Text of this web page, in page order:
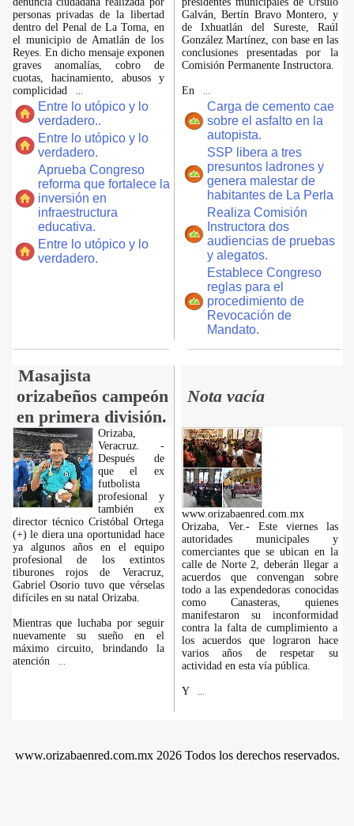
personas privadas de la libertad
dentro del Penal de La Toma, en
el municipio de Amatlán de los
Reyes. En dicho mensaje exponen
graves anomalías, cobro de
cuotas, hacinamiento, abusos y
complicidad
Entre lo utópico y lo
verdadero..
Entre lo utópico y lo
verdadero.
Aprueba Congreso
reforma que fortalece la
inversión en
infraestructura
educativa.
Entre lo utópico y lo
verdadero.
Galván, Bertín Bravo Montero, y
de Ixhuatlán del Sureste, Raúl
González Martínez, con base en las
conclusiones presentadas por la
Comisión Permanente Instructora.
En
Carga de cemento cae
sobre el asfalto en la
autopista.
SSP libera a tres
presuntos ladrones y
genera malestar de
habitantes de La Perla
Realiza Comisión
Instructora dos
audiencias de pruebas
y alegatos.
Establece Congreso
reglas para el
procedimiento de
Revocación de
Mandato.
Masajista
orizabeños campeón
en primera división.
Nota vacía
Orizaba,
Veracruz. -
Después de
que el ex
futbolista
profesional y
también ex
director técnico Cristóbal Ortega
(+) le diera una oportunidad hace
ya algunos años en el equipo
profesional de los extintos
tiburones rojos de Veracruz,
Gabriel Osorio tuvo que vérselas
difíciles en su natal Orizaba.
Mientras que luchaba por seguir
nuevamente su sueño en el
máximo circuito, brindando la
atención
www.orizabaenred.com.mx
Orizaba, Ver.- Este viernes las
autoridades municipales y
comerciantes que se ubican en la
calle de Norte 2, deberán llegar a
acuerdos que convengan sobre
todo a las expendedoras conocidas
como Canasteras, quienes
manifestaron su inconformidad
contra la falta de cumplimiento a
los acuerdos que lograron hace
varios años de respetar su
actividad en esta vía pública.
Y
www.orizabaenred.com.mx 2026 Todos los derechos reservados.